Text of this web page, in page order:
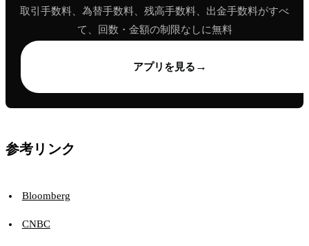
取引手数料、為替手数料、残高手数料、出金手数料がすべ
て、回数・金額の制限なしに無料
アプリを見る →
参考リンク
Bloomberg
CNBC